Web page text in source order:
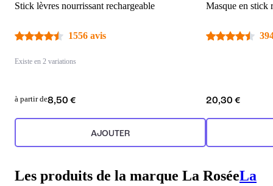
Stick lèvres nourrissant rechargeable
1556 avis
Existe en 2 variations
à partir de8,50 €
AJOUTER
Masque en stick
20,30 €
Les produits de la marque La RoséeLa